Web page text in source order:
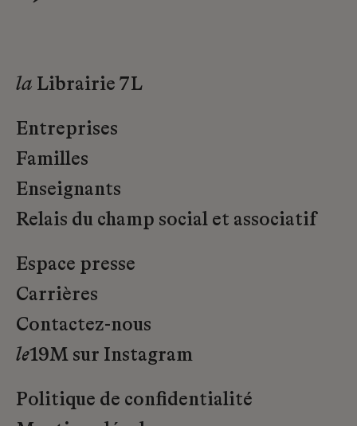
la Librairie 7L
Entreprises
Familles
Enseignants
Relais du champ social et associatif
Espace presse
Carrières
Contactez-nous
le19M sur Instagram
Politique de confidentialité